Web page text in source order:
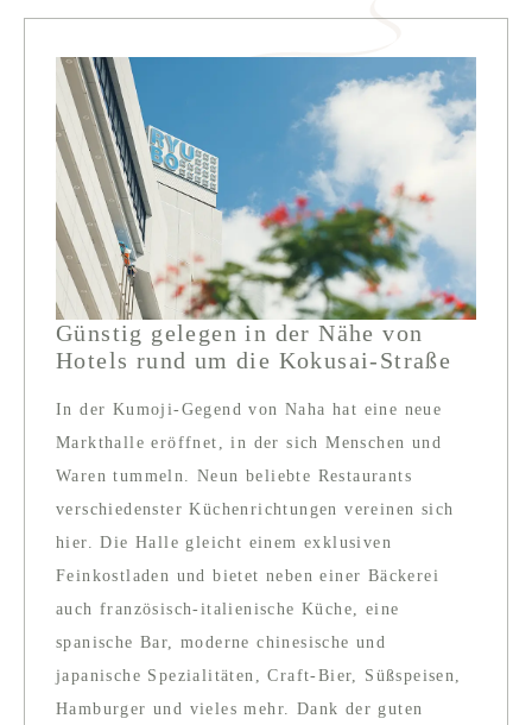
Günstig gelegen in der Nähe von
Hotels rund um die Kokusai-Straße
In der Kumoji-Gegend von Naha hat eine neue
Markthalle eröffnet, in der sich Menschen und
Waren tummeln. Neun beliebte Restaurants
verschiedenster Küchenrichtungen vereinen sich
hier. Die Halle gleicht einem exklusiven
Feinkostladen und bietet neben einer Bäckerei
auch französisch-italienische Küche, eine
spanische Bar, moderne chinesische und
japanische Spezialitäten, Craft-Bier, Süßspeisen,
Hamburger und vieles mehr. Dank der guten